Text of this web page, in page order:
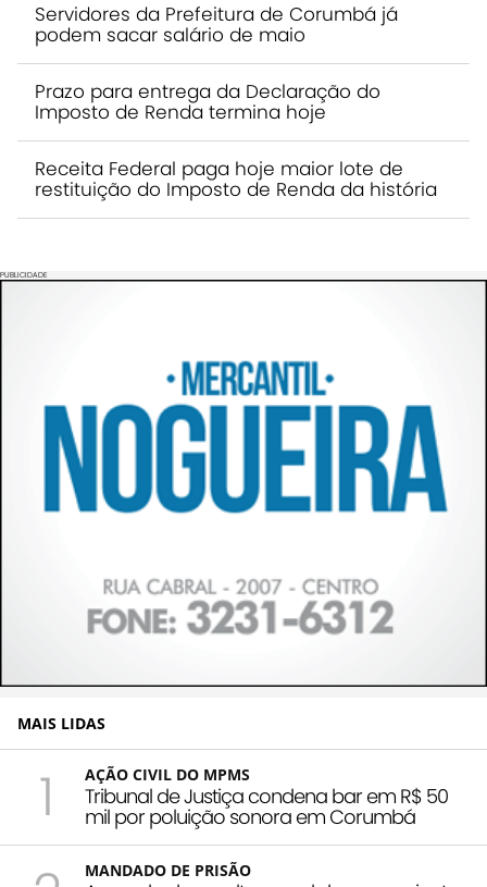
Servidores da Prefeitura de Corumbá já
podem sacar salário de maio
Prazo para entrega da Declaração do
Imposto de Renda termina hoje
Receita Federal paga hoje maior lote de
restituição do Imposto de Renda da história
PUBLICIDADE
MAIS LIDAS
1 AÇÃO CIVIL DO MPMS
Tribunal de Justiça condena bar em R$ 50
mil por poluição sonora em Corumbá
MANDADO DE PRISÃO